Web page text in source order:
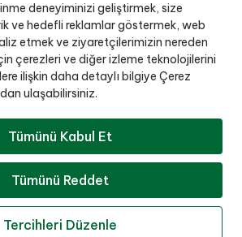
deneyiminizi geliştirmek, size
ve hedefli reklamlar göstermek, web
etmek ve ziyaretçilerimizin nereden
çerezleri ve diğer izleme teknolojilerini
ilişkin daha detaylı bilgiye Çerez
ulaşabilirsiniz.
Tümünü Kabul Et
Tümünü Reddet
Tercihleri Düzenle
alanı,
sahası ile
Şezlonglar
Sehpalar
Tabureler
Organizasyon Grubu
Çocuk Grubu
Şehir-Aksesuar Grubu
Plastik Enjeksiyon
2025 Tüm Hakları Saklıdır.